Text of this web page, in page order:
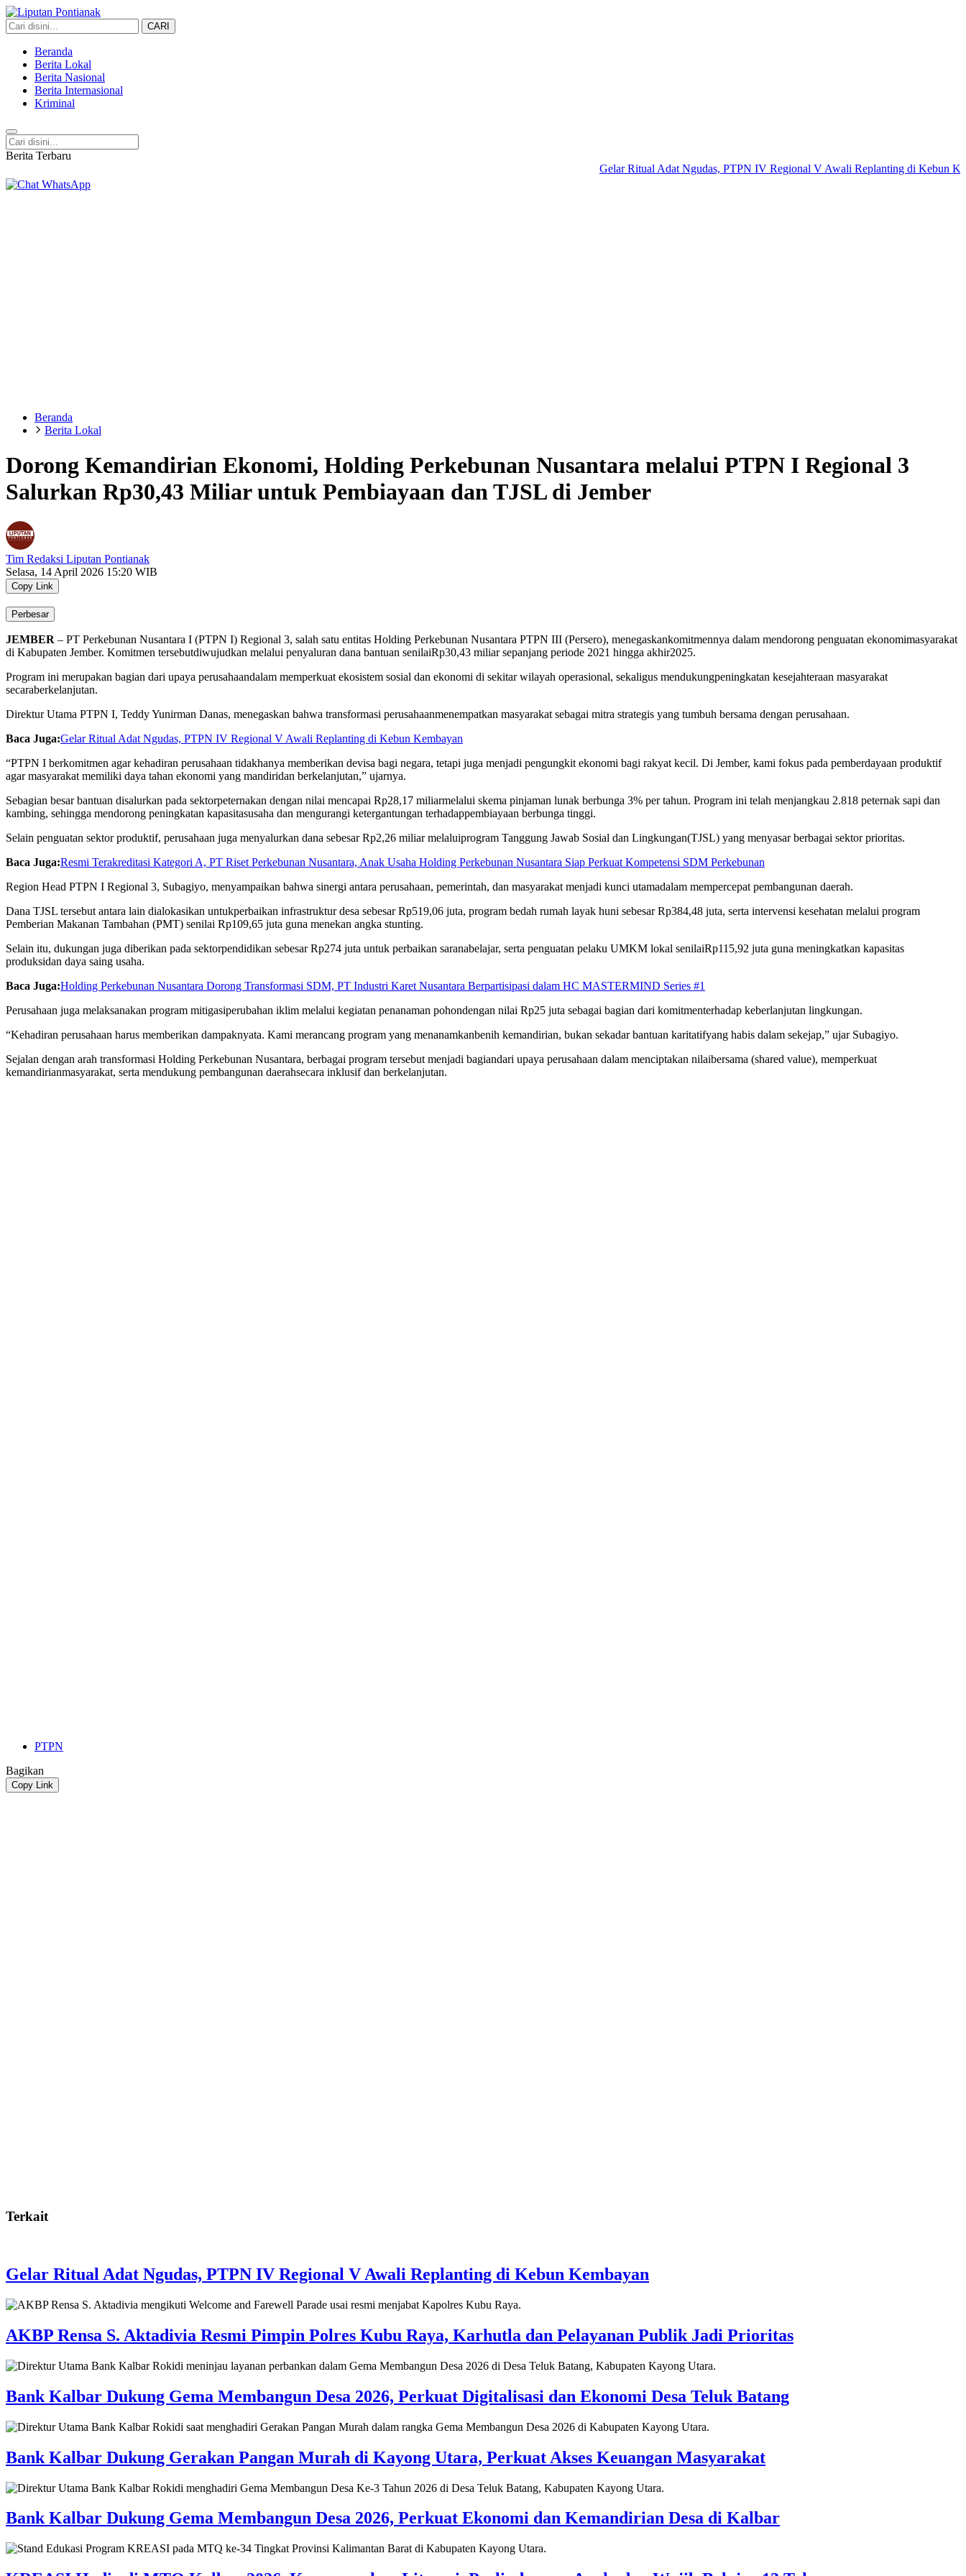
Liputan Pontianak
Berita Terkini dan TerUpdate
CARI
Beranda
Berita Lokal
Berita Nasional
Berita Internasional
Kriminal
Berita Terbaru
Gelar Ritual Adat Ngudas, PTPN IV Regional V Awali Replanting di Kebun Kembayan
Beranda
Berita Lokal
Dorong Kemandirian Ekonomi, Holding Perkebunan Nusantara melalui PTPN I Regional 3
Salurkan Rp30,43 Miliar untuk Pembiayaan dan TJSL di Jember
Tim Redaksi Liputan Pontianak
Selasa, 14 April 2026 15:20 WIB
Copy Link
Perbesar
JEMBER – PT Perkebunan Nusantara I (PTPN I) Regional 3, salah satu entitas Holding Perkebunan Nusantara PTPN III (Persero), menegaskankomitmennya dalam mendorong penguatan ekonomimasyarakat
di Kabupaten Jember. Komitmen tersebutdiwujudkan melalui penyaluran dana bantuan senilaiRp30,43 miliar sepanjang periode 2021 hingga akhir2025.
Program ini merupakan bagian dari upaya perusahaandalam memperkuat ekosistem sosial dan ekonomi di sekitarwilayah operasional, sekaligus mendukungpeningkatan kesejahteraan masyarakat
secaraberkelanjutan.
DirekturUtama PTPN I, Teddy Yunirman Danas, menegaskan bahwa transformasi perusahaanmenempatkan masyarakat sebagai mitra strategis yang tumbuh bersama dengan perusahaan.
Baca Juga:Gelar Ritual Adat Ngudas, PTPN IV Regional V Awali Replanting di Kebun Kembayan
“PTPN I berkomitmen agarkehadiran perusahaan tidakhanya memberikan devisa bagi negara, tetapi juga menjadi pengungkit ekonomi bagi rakyat kecil. Di Jember, kami fokus pada pemberdayaan produktif
agarmasyarakat memiliki daya tahan ekonomi yang mandiridan berkelanjutan,” ujarnya.
Sebagian besar bantuan disalurkan pada sektorpeternakan dengan nilai mencapai Rp28,17 miliarmelalui skema pinjaman lunak berbunga 3% pertahun. Program ini telah menjangkau 2.818 peternak sapi dan
kambing, sehingga mendorong peningkatan kapasitasusaha dan mengurangi ketergantungan terhadappembiayaan berbunga tinggi.
Selain penguatan sektor produktif, perusahaan juga menyalurkan dana sebesarRp2,26 miliar melaluiprogram Tanggung Jawab Sosial dan Lingkungan(TJSL) yang menyasar berbagai sektor prioritas.
Baca Juga:Resmi Terakreditasi Kategori A, PT Riset Perkebunan Nusantara, Anak Usaha Holding Perkebunan Nusantara Siap Perkuat Kompetensi SDM Perkebunan
Region Head PTPN I Regional 3, Subagiyo, menyampaikan bahwa sinergi antara perusahaan, pemerintah, dan masyarakat menjadi kunci utamadalam mempercepat pembangunan daerah.
Dana TJSL tersebut antara lain dialokasikan untukperbaikan infrastruktur desa sebesarRp519,06 juta, program bedah rumah layak huni sebesarRp384,48 juta, serta intervensi kesehatan melalui program
Pemberian Makanan Tambahan (PMT) senilai Rp109,65 juta guna menekan angka stunting.
Selain itu, dukungan juga diberikan pada sektorpendidikan sebesarRp274 juta untuk perbaikan saranabelajar, serta penguatan pelaku UMKM lokal senilaiRp115,92 juta guna meningkatkan kapasitas
produksidan daya saing usaha.
Baca Juga:Holding Perkebunan Nusantara Dorong Transformasi SDM, PT Industri Karet Nusantara Berpartisipasi dalam HC MASTERMIND Series #1
Perusahaan juga melaksanakan program mitigasiperubahan iklim melalui kegiatan penanaman pohondengan nilai Rp25 juta sebagai bagian dari komitmenterhadap keberlanjutan lingkungan.
“Kehadiran perusahaan harus memberikan dampaknyata. Kami merancang program yang menanamkanbenih kemandirian, bukan sekadar bantuan karitatifyang habis dalam sekejap,” ujar Subagiyo.
Sejalan dengan arah transformasi Holding Perkebunan Nusantara, berbagai program tersebut menjadi bagiandari upaya perusahaan dalam menciptakan nilaibersama (shared value), memperkuat
kemandirianmasyarakat, serta mendukung pembangunan daerahsecara inklusifdan berkelanjutan.
PTPN
Bagikan
Copy Link
Terkait
Gelar Ritual Adat Ngudas, PTPN IV Regional V Awali Replanting di Kebun Kembayan
AKBP Rensa S. Aktadivia Resmi Pimpin Polres Kubu Raya, Karhutla dan Pelayanan Publik Jadi Prioritas
Bank Kalbar Dukung Gema Membangun Desa 2026, Perkuat Digitalisasi dan Ekonomi Desa Teluk Batang
Bank Kalbar Dukung Gerakan Pangan Murah di Kayong Utara, Perkuat Akses Keuangan Masyarakat
Bank Kalbar Dukung Gema Membangun Desa 2026, Perkuat Ekonomi dan Kemandirian Desa di Kalbar